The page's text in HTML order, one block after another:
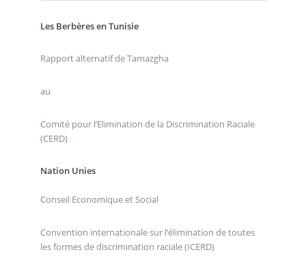
Les Berbères en Tunisie
Rapport alternatif de Tamazgha
au
Comité pour l’Elimination de la Discrimination Raciale
(CERD)
Nation Unies
Conseil Economique et Social
Convention internationale sur l’élimination de toutes
les formes de discrimination raciale (ICERD)